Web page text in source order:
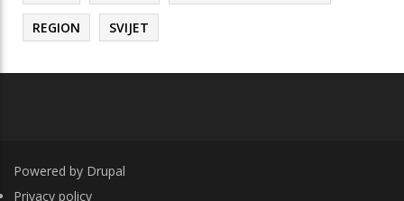
REGION SVIJET
Powered by Drupal
FOOTER
Privacy policy